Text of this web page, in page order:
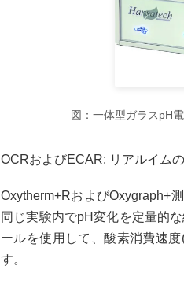
図：一体型ガラスpH
OCRおよびECAR: リアルイム
Oxytherm+RおよびOxygraph+
同じ実験内でpH変化を定量的
ールを使用して、酸素消費速
す。